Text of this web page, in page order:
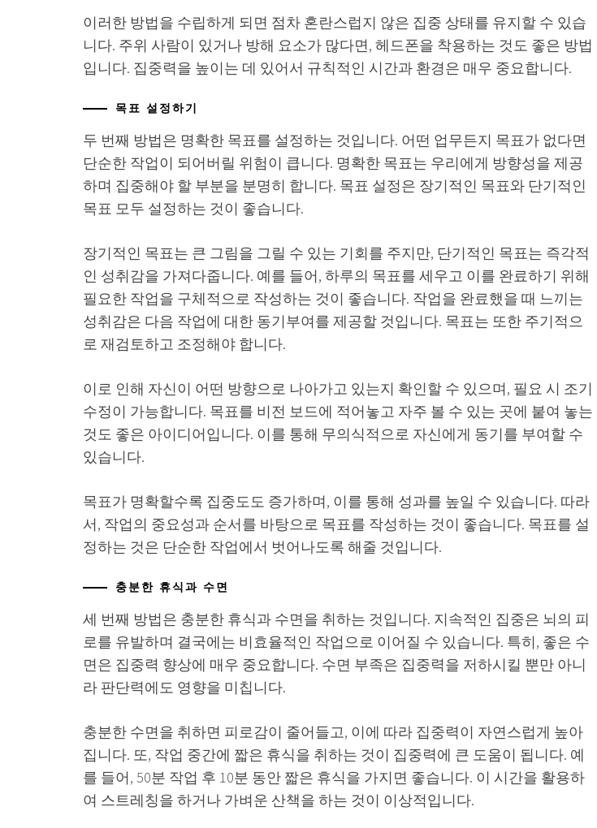
이러한 방법을 수립하게 되면 점차 혼란스럽지 않은 집중 상태를 유지할 수 있습
니다. 주위 사람이 있거나 방해 요소가 많다면, 헤드폰을 착용하는 것도 좋은 방법
입니다. 집중력을 높이는 데 있어서 규칙적인 시간과 환경은 매우 중요합니다.
목표 설정하기
두 번째 방법은 명확한 목표를 설정하는 것입니다. 어떤 업무든지 목표가 없다면
단순한 작업이 되어버릴 위험이 큽니다. 명확한 목표는 우리에게 방향성을 제공
하며 집중해야 할 부분을 분명히 합니다. 목표 설정은 장기적인 목표와 단기적인
목표 모두 설정하는 것이 좋습니다.
장기적인 목표는 큰 그림을 그릴 수 있는 기회를 주지만, 단기적인 목표는 즉각적
인 성취감을 가져다줍니다. 예를 들어, 하루의 목표를 세우고 이를 완료하기 위해
필요한 작업을 구체적으로 작성하는 것이 좋습니다. 작업을 완료했을 때 느끼는
성취감은 다음 작업에 대한 동기부여를 제공할 것입니다. 목표는 또한 주기적으
로 재검토하고 조정해야 합니다.
이로 인해 자신이 어떤 방향으로 나아가고 있는지 확인할 수 있으며, 필요 시 조기
수정이 가능합니다. 목표를 비전 보드에 적어놓고 자주 볼 수 있는 곳에 붙여 놓는
것도 좋은 아이디어입니다. 이를 통해 무의식적으로 자신에게 동기를 부여할 수
있습니다.
목표가 명확할수록 집중도도 증가하며, 이를 통해 성과를 높일 수 있습니다. 따라
서, 작업의 중요성과 순서를 바탕으로 목표를 작성하는 것이 좋습니다. 목표를 설
정하는 것은 단순한 작업에서 벗어나도록 해줄 것입니다.
충분한 휴식과 수면
세 번째 방법은 충분한 휴식과 수면을 취하는 것입니다. 지속적인 집중은 뇌의 피
로를 유발하며 결국에는 비효율적인 작업으로 이어질 수 있습니다. 특히, 좋은 수
면은 집중력 향상에 매우 중요합니다. 수면 부족은 집중력을 저하시킬 뿐만 아니
라 판단력에도 영향을 미칩니다.
충분한 수면을 취하면 피로감이 줄어들고, 이에 따라 집중력이 자연스럽게 높아
집니다. 또, 작업 중간에 짧은 휴식을 취하는 것이 집중력에 큰 도움이 됩니다. 예
를 들어, 50분 작업 후 10분 동안 짧은 휴식을 가지면 좋습니다. 이 시간을 활용하
여 스트레칭을 하거나 가벼운 산책을 하는 것이 이상적입니다.